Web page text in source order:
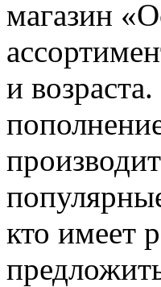
магазин
и
кто имеет